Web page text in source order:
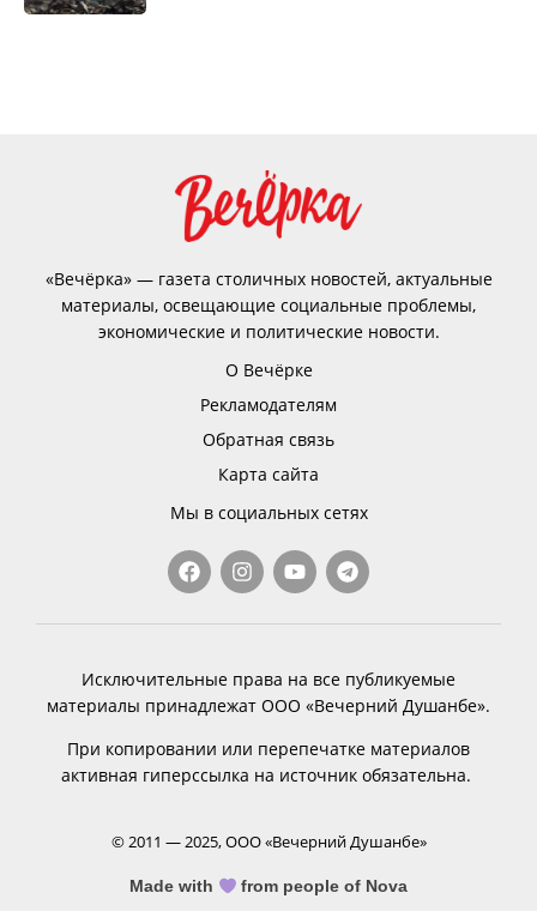
«Вечёрка» — газета столичных новостей, актуальные
материалы, освещающие социальные проблемы,
экономические и политические новости.
О Вечёрке
Рекламодателям
Обратная связь
Карта сайта
Мы в социальных сетях
Исключительные права на все публикуемые
материалы принадлежат ООО «Вечерний Душанбе».
При копировании или перепечатке материалов
активная гиперссылка на источник обязательна.
© 2011 — 2025, ООО «Вечерний Душанбе»
Made with from people of Nova